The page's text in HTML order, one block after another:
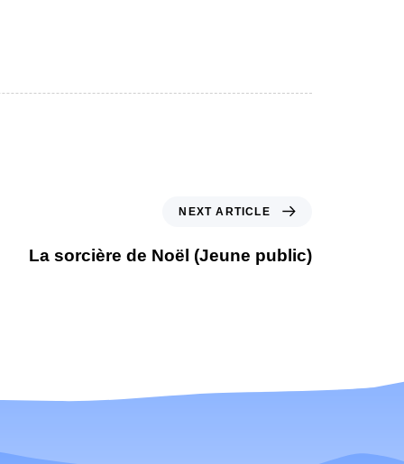
NEXT ARTICLE
La sorcière de Noël (Jeune public)